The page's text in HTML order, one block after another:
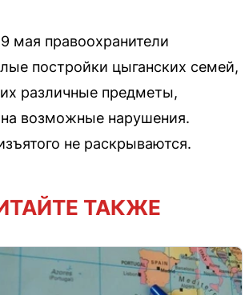
мая правоохранители
постройки цыганских семей,
различные предметы,
возможные нарушения.
не раскрываются.
ТАКЖЕ